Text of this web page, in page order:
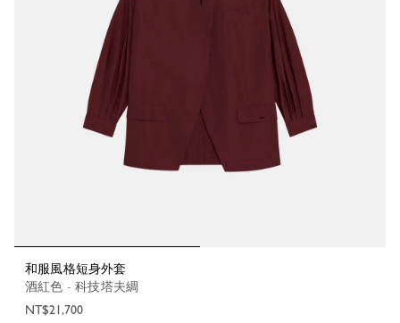
和服風格短身外套
酒紅色 - 科技塔夫綢
NT$21,700